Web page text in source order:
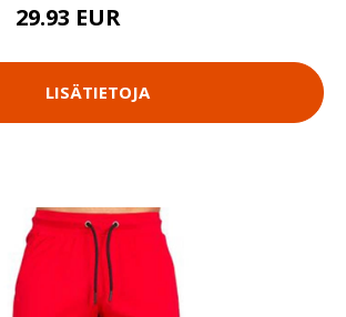
29.93 EUR
LISÄTIETOJA